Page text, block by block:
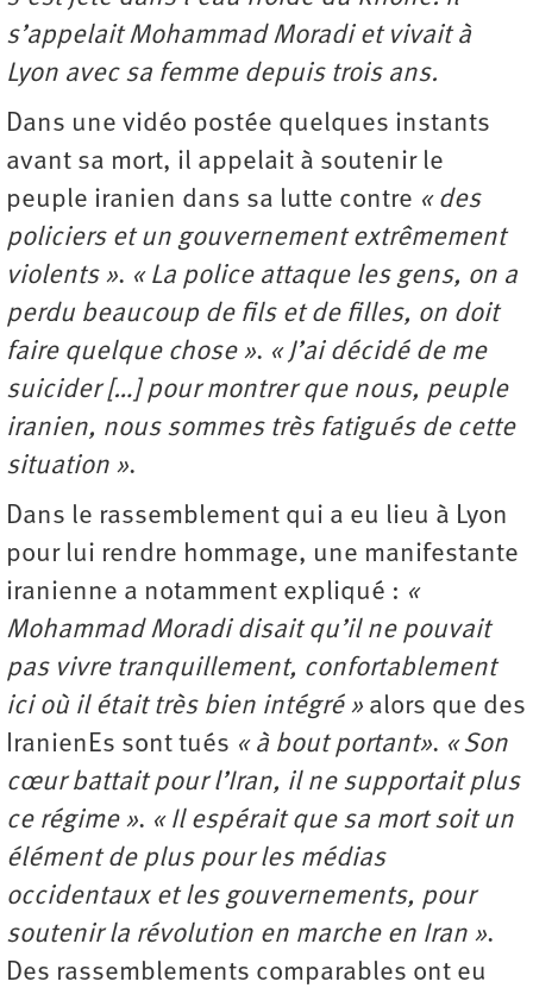
s’appelait Mohammad Moradi et vivait à
Lyon avec sa femme depuis trois ans.
Dans une vidéo postée quelques instants
avant sa mort, il appelait à soutenir le
peuple iranien dans sa lutte contre « des
policiers et un gouvernement extrêmement
violents ». « La police attaque les gens, on a
perdu beaucoup de fils et de filles, on doit
faire quelque chose ». « J’ai décidé de me
suicider […] pour montrer que nous, peuple
iranien, nous sommes très fatigués de cette
situation ».
Dans le rassemblement qui a eu lieu à Lyon
pour lui rendre hommage, une manifestante
iranienne a notamment expliqué : «
Mohammad Moradi disait qu’il ne pouvait
pas vivre tranquillement, confortablement
ici où il était très bien intégré » alors que des
IranienEs sont tués « à bout portant». « Son
cœur battait pour l’Iran, il ne supportait plus
ce régime ». « Il espérait que sa mort soit un
élément de plus pour les médias
occidentaux et les gouvernements, pour
soutenir la révolution en marche en Iran ».
Des rassemblements comparables ont eu